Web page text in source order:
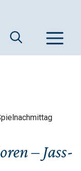
– Jass-